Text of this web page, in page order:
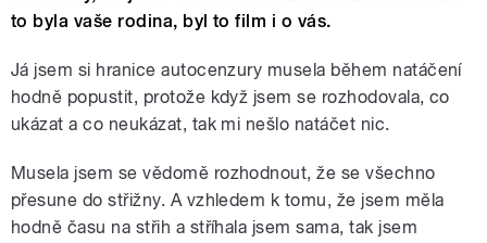
to byla vaše rodina, byl to film i o vás.
Já jsem si hranice autocenzury musela během natáčení
hodně popustit, protože když jsem se rozhodovala, co
ukázat a co neukázat, tak mi nešlo natáčet nic.
Musela jsem se vědomě rozhodnout, že se všechno
přesune do střižny. A vzhledem k tomu, že jsem měla
hodně času na střih a stříhala jsem sama, tak jsem